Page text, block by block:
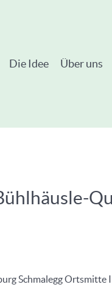
Die Idee Über uns
Schmalegg